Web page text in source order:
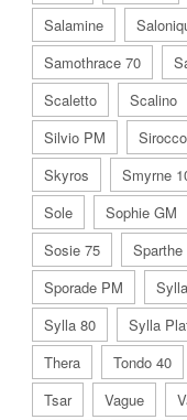
Salamine
Samothrace 70
Scaletto
Scalino
Silvio PM
Skyros
Smyrne
Sole
Sophie GM
Sosie 75
Sparthe
Sporade PM
Sylla 80
Sylla
Thera
Tondo 40
Tsar
Vague